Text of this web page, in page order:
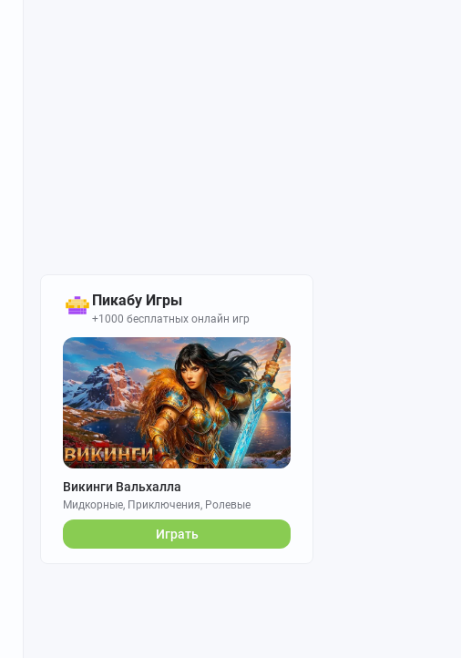
Пикабу Игры
+1000 бесплатных онлайн игр
Викинги Вальхалла
Мидкорные, Приключения, Ролевые
Играть